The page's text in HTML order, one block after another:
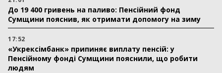
До 19 400 гривень на паливо: Пенсійний фонд
Сумщини пояснив, як отримати допомогу на зиму
17:52
«Укрексімбанк» припиняє виплату пенсій: у
Пенсійному фонді Сумщини пояснили, що робити
людям